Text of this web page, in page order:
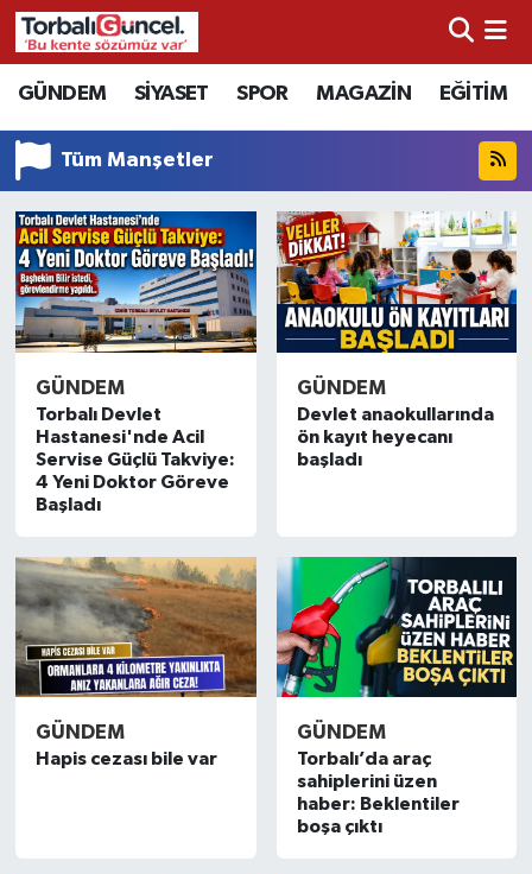
GÜNDEM SİYASET SPOR MAGAZİN EĞİTİM
Tüm Manşetler
GÜNDEM
Torbalı Devlet
Hastanesi'nde Acil
Servise Güçlü Takviye:
4 Yeni Doktor Göreve
Başladı
GÜNDEM
Devlet anaokullarında
ön kayıt heyecanı
başladı
GÜNDEM
Hapis cezası bile var
GÜNDEM
Torbalı’da araç
sahiplerini üzen
haber: Beklentiler
boşa çıktı
İzmir Nöbetçi Eczaneler
İzmir Hava Durumu
İzmir Namaz Vakitleri
İzmir Trafik Yoğunluk Haritası
Süper Lig Puan Durumu ve Fikstür
Tüm Manşetler
Son Dakika Haberleri
Haber Arşivi